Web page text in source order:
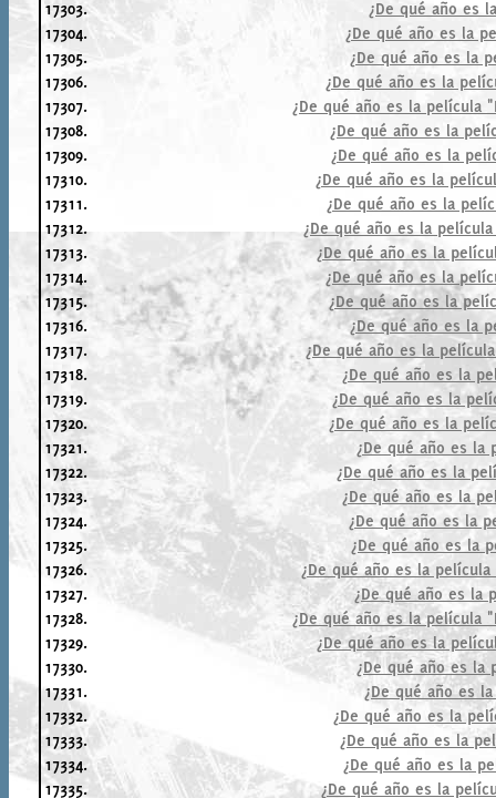
17303.
¿De qué año es
17304.
¿De qué año es la
17305.
¿De qué año es la
17306.
¿De qué año es la
17307.
¿De qué año es la película
17308.
¿De qué año es la
17309.
¿De qué año es la
17310.
¿De qué año es la
17311.
¿De qué año es la
17312.
¿De qué año es la
17313.
¿De qué año es la
17314.
¿De qué año es la
17315.
¿De qué año es la
17316.
¿De qué año es la
17317.
¿De qué año es la
17318.
¿De qué año es la
17319.
¿De qué año es la
17320.
¿De qué año es la
17321.
¿De qué año es la
17322.
¿De qué año es la
17323.
¿De qué año es la
17324.
¿De qué año es la
17325.
¿De qué año es la
17326.
¿De qué año es la
17327.
¿De qué año es la
17328.
¿De qué año es la película
17329.
¿De qué año es la
17330.
¿De qué año es la
17331.
¿De qué año es
17332.
¿De qué año es la
17333.
¿De qué año es la
17334.
¿De qué año es la
17335.
¿De qué año es la